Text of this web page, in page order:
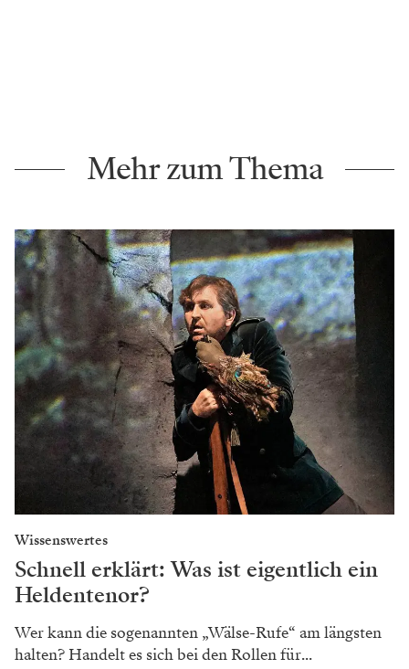
Mehr zum Thema
Wissenswertes
Schnell erklärt: Was ist eigentlich ein
Heldentenor?
Wer kann die sogenannten „Wälse-Rufe“ am längsten
halten? Handelt es sich bei den Rollen für...